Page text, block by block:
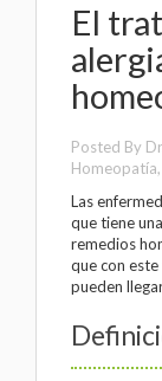
El
Posted By
Homeopatía,
Las
que tiene
remedios
que con
pueden